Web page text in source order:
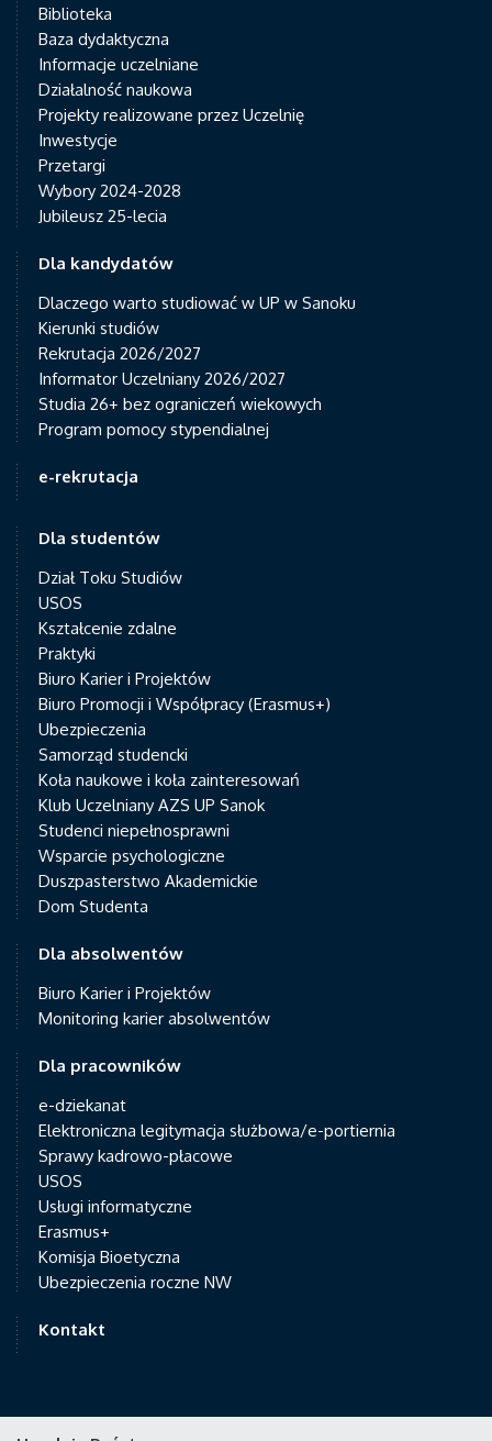
Biblioteka
Baza dydaktyczna
Informacje uczelniane
Działalność naukowa
Projekty realizowane przez Uczelnię
Inwestycje
Przetargi
Wybory 2024-2028
Jubileusz 25-lecia
Dla kandydatów
Dlaczego warto studiować w UP w Sanoku
Kierunki studiów
Rekrutacja 2026/2027
Informator Uczelniany 2026/2027
Studia 26+ bez ograniczeń wiekowych
Program pomocy stypendialnej
e-rekrutacja
Dla studentów
Dział Toku Studiów
USOS
Kształcenie zdalne
Praktyki
Biuro Karier i Projektów
Biuro Promocji i Współpracy (Erasmus+)
Ubezpieczenia
Samorząd studencki
Koła naukowe i koła zainteresowań
Klub Uczelniany AZS UP Sanok
Studenci niepełnosprawni
Wsparcie psychologiczne
Duszpasterstwo Akademickie
Dom Studenta
Dla absolwentów
Biuro Karier i Projektów
Monitoring karier absolwentów
Dla pracowników
e-dziekanat
Elektroniczna legitymacja służbowa/e-portiernia
Sprawy kadrowo-płacowe
USOS
Usługi informatyczne
Erasmus+
Komisja Bioetyczna
Ubezpieczenia roczne NW
Kontakt